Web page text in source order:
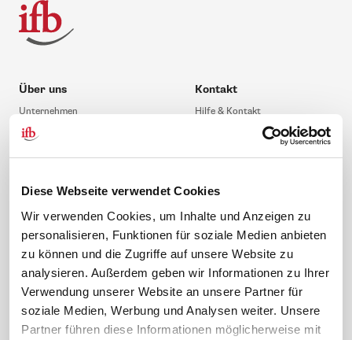
Diese Webseite verwendet Cookies
Wir verwenden Cookies, um Inhalte und Anzeigen zu
personalisieren, Funktionen für soziale Medien anbieten
zu können und die Zugriffe auf unsere Website zu
analysieren. Außerdem geben wir Informationen zu Ihrer
Verwendung unserer Website an unsere Partner für
soziale Medien, Werbung und Analysen weiter. Unsere
Partner führen diese Informationen möglicherweise mit
Über uns
Unternehmen
Leitbild
Compliance Richtlinien
Kontakt
Hilfe & Kontakt
0 88 41 / 61 12 – 20
service@ifb.de
Inhouseberatung
Service
Newsletter
ifb-medien
Bahn Sondertarif
Themen
BEM
Rhetorik